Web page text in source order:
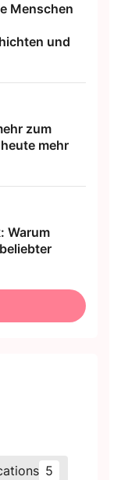
Menschen
und
zum
mehr
Warum
5